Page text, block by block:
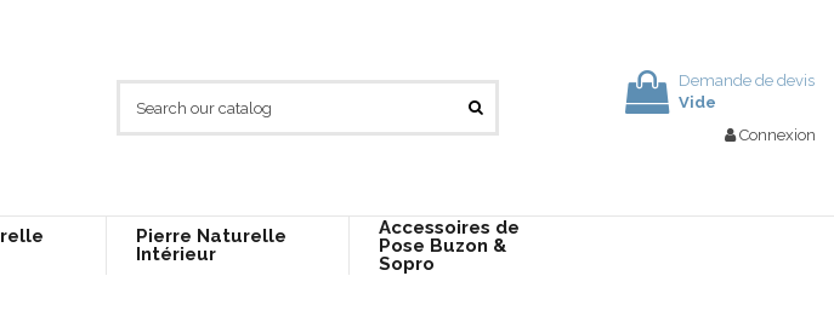
Demande de devis
Vide
Connexion
Pierre Naturelle
Intérieur
Accessoires de
Pose Buzon &
Sopro